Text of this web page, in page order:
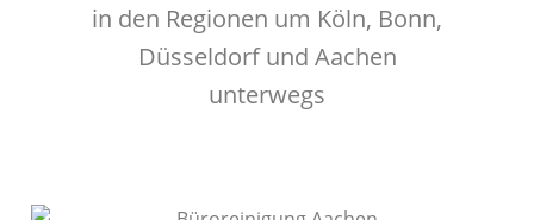
in den Regionen um Köln, Bonn,
Düsseldorf und Aachen
unterwegs